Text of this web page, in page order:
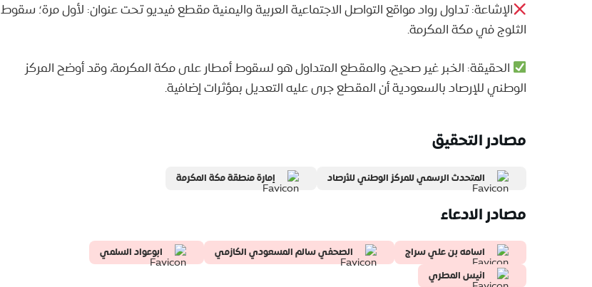
الإشاعة: تداول رواد مواقع التواصل الاجتماعية العربية واليمنية مقطع فيديو تحت عنوان: لأول مرة؛ سقوط
الثلوج في مكة المكرمة.
الحقيقة: الخبر غير صحيح، والمقطع المتداول هو لسقوط أمطار على مكة المكرمة، وقد أوضح المركز
الوطني للإرصاد بالسعودية أن المقطع جرى عليه التعديل بمؤثرات إضافية.
مصادر التحقيق
المتحدث الرسمي للمركز الوطني للأرصاد إمارة منطقة مكة المكرمة
مصادر الادعاء
اسامه بن علي سراج الصحفي سالم المسعودي الكازمي
ابوعواد السلمي
انيس المطري